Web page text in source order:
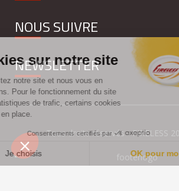
NOUS SUIVRE
NEWSLETTER
Tous droits réservés - FIRELESS